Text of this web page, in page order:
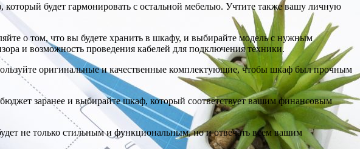
будет гармонировать с остальной мебелью. Учтите также вашу личную
о том, что вы будете хранить в шкафу, и выбирайте модель с нужным
и возможность проведения кабелей для подключения техники.
оригинальные и качественные комплектующие, чтобы шкаф был прочным
заранее и выбирайте шкаф, который соответствует вашим финансовым
не только стильным и функциональным, но и отвечать всем вашим